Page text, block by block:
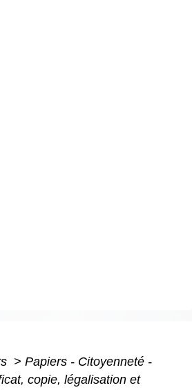
> Papiers - Citoyenneté -
copie, légalisation et